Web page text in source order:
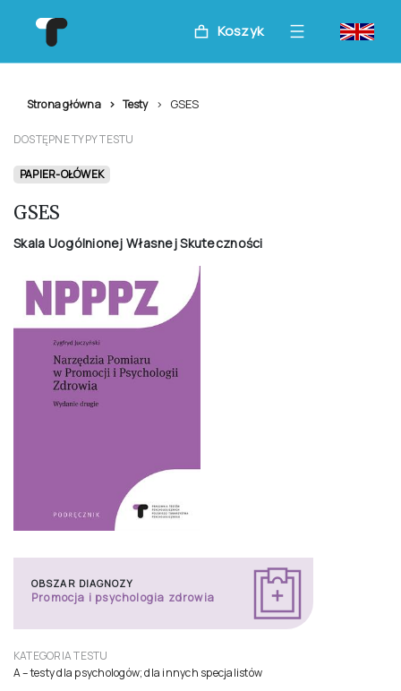
Koszyk
Strona główna Testy GSES
DOSTĘPNE TYPY TESTU
PAPIER-OŁÓWEK
GSES
Skala Uogólnionej Własnej Skuteczności
OBSZAR DIAGNOZY
Promocja i psychologia zdrowia
KATEGORIA TESTU
A – testy dla psychologów; dla innych specjalistów